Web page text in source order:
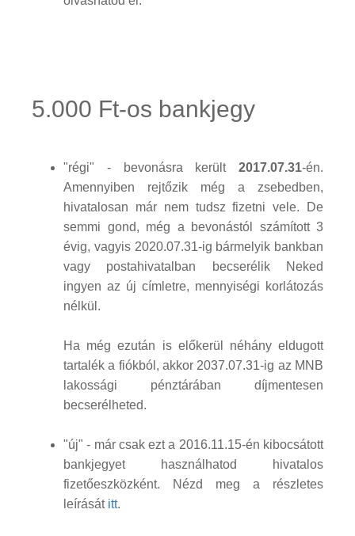
5.000 Ft-os bankjegy
"régi" - bevonásra került 2017.07.31-én.
Amennyiben rejtőzik még a zsebedben,
hivatalosan már nem tudsz fizetni vele. De
semmi gond, még a bevonástól számított 3
évig, vagyis 2020.07.31-ig bármelyik bankban
vagy postahivatalban becserélik Neked
ingyen az új címletre, mennyiségi korlátozás
nélkül.
Ha még ezután is előkerül néhány eldugott
tartalék a fiókból, akkor 2037.07.31-ig az MNB
lakossági pénztárában díjmentesen
becserélheted.
"új" - már csak ezt a 2016.11.15-én kibocsátott
bankjegyet használhatod hivatalos
fizetőeszközként. Nézd meg a részletes
leírását itt.